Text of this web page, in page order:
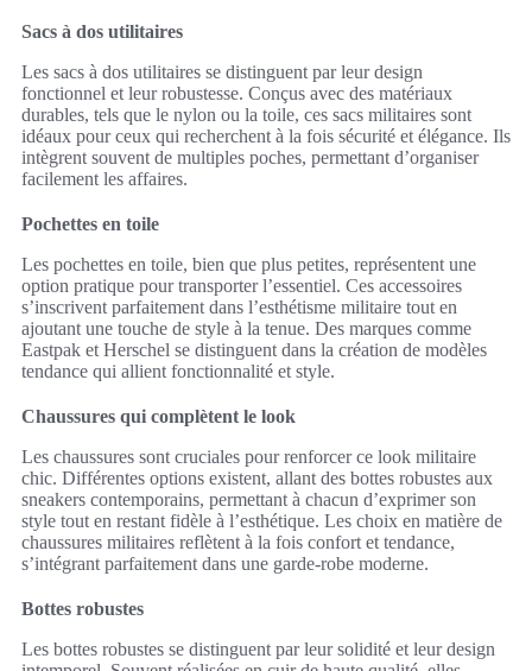
Sacs à dos utilitaires
Les sacs à dos utilitaires se distinguent par leur design
fonctionnel et leur robustesse. Conçus avec des matériaux
durables, tels que le nylon ou la toile, ces sacs militaires sont
idéaux pour ceux qui recherchent à la fois sécurité et élégance. Ils
intègrent souvent de multiples poches, permettant d’organiser
facilement les affaires.
Pochettes en toile
Les pochettes en toile, bien que plus petites, représentent une
option pratique pour transporter l’essentiel. Ces accessoires
s’inscrivent parfaitement dans l’esthétisme militaire tout en
ajoutant une touche de style à la tenue. Des marques comme
Eastpak et Herschel se distinguent dans la création de modèles
tendance qui allient fonctionnalité et style.
Chaussures qui complètent le look
Les chaussures sont cruciales pour renforcer ce look militaire
chic. Différentes options existent, allant des bottes robustes aux
sneakers contemporains, permettant à chacun d’exprimer son
style tout en restant fidèle à l’esthétique. Les choix en matière de
chaussures militaires reflètent à la fois confort et tendance,
s’intégrant parfaitement dans une garde-robe moderne.
Bottes robustes
Les bottes robustes se distinguent par leur solidité et leur design